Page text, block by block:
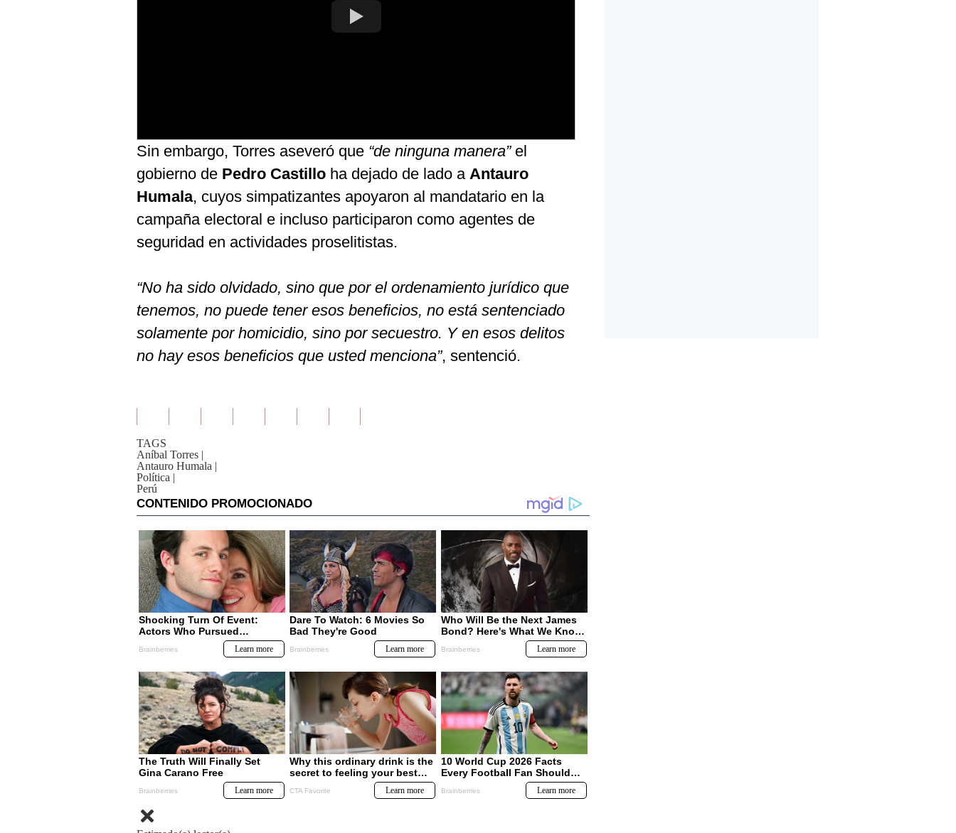
Sin embargo, Torres aseveró que “de ninguna manera” el
gobierno de Pedro Castillo ha dejado de lado a Antauro
Humala, cuyos simpatizantes apoyaron al mandatario en la
campaña electoral e incluso participaron como agentes de
seguridad en actividades proselitistas.
“No ha sido olvidado, sino que por el ordenamiento jurídico que
tenemos, no puede tener esos beneficios, no está sentenciado
solamente por homicidio, sino por secuestro. Y en esos delitos
no hay esos beneficios que usted menciona”, sentenció.
TAGS
Aníbal Torres |
Antauro Humala |
Política |
Perú